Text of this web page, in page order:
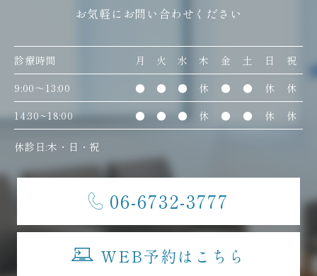
お気軽にお問い合わせください
診療時間 月 火 水 木 金 土 日
祝
9:00〜13:00
● ● ● 休 ● ● 休
休
14:30~18:00
● ● ● 休 ● ● 休 休
休診日:木・日・祝
06-6732-3777
WEB予約はこちら